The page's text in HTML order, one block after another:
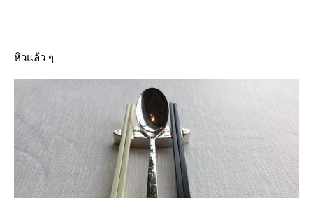
หิวแล้ว ๆ